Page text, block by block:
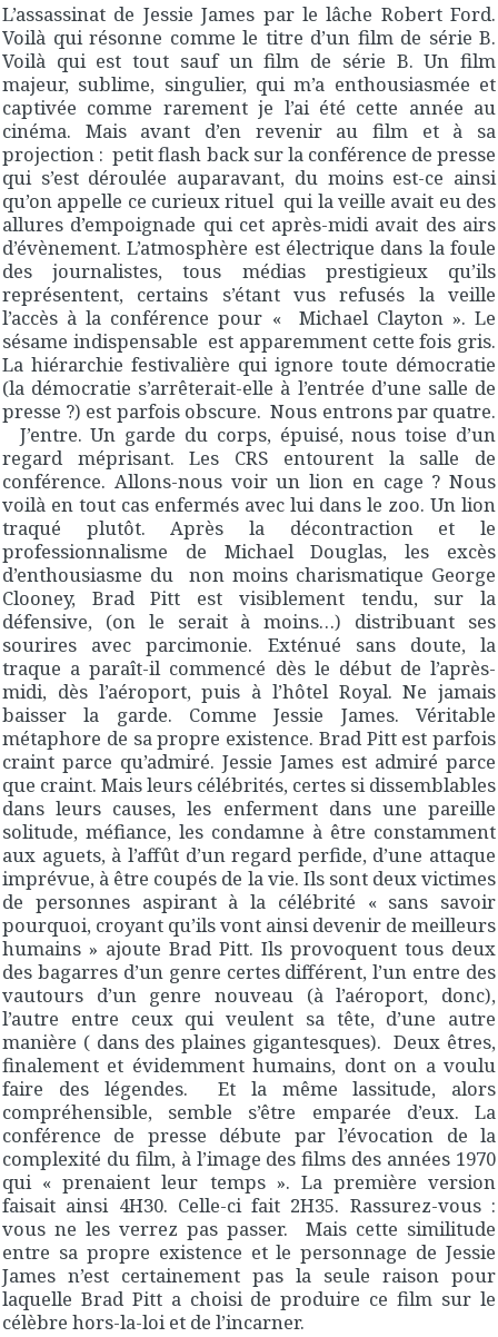
L’assassinat de Jessie James par le lâche Robert Ford.
Voilà qui résonne comme le titre d’un film de série B.
Voilà qui est tout sauf un film de série B. Un film
majeur, sublime, singulier, qui m’a enthousiasmée et
captivée comme rarement je l’ai été cette année au
cinéma. Mais avant d’en revenir au film et à sa
projection : petit flash back sur la conférence de presse
qui s’est déroulée auparavant, du moins est-ce ainsi
qu’on appelle ce curieux rituel qui la veille avait eu des
allures d’empoignade qui cet après-midi avait des airs
d’évènement. L’atmosphère est électrique dans la foule
des journalistes, tous médias prestigieux qu’ils
représentent, certains s’étant vus refusés la veille
l’accès à la conférence pour « Michael Clayton ». Le
sésame indispensable est apparemment cette fois gris.
La hiérarchie festivalière qui ignore toute démocratie
(la démocratie s’arrêterait-elle à l’entrée d’une salle de
presse ?) est parfois obscure. Nous entrons par quatre.
J’entre. Un garde du corps, épuisé, nous toise d’un
regard méprisant. Les CRS entourent la salle de
conférence. Allons-nous voir un lion en cage ? Nous
voilà en tout cas enfermés avec lui dans le zoo. Un lion
traqué plutôt. Après la décontraction et le
professionnalisme de Michael Douglas, les excès
d’enthousiasme du non moins charismatique George
Clooney, Brad Pitt est visiblement tendu, sur la
défensive, (on le serait à moins…) distribuant ses
sourires avec parcimonie. Exténué sans doute, la
traque a paraît-il commencé dès le début de l’après-
midi, dès l’aéroport, puis à l’hôtel Royal. Ne jamais
baisser la garde. Comme Jessie James. Véritable
métaphore de sa propre existence. Brad Pitt est parfois
craint parce qu’admiré. Jessie James est admiré parce
que craint. Mais leurs célébrités, certes si dissemblables
dans leurs causes, les enferment dans une pareille
solitude, méfiance, les condamne à être constamment
aux aguets, à l’affût d’un regard perfide, d’une attaque
imprévue, à être coupés de la vie. Ils sont deux victimes
de personnes aspirant à la célébrité « sans savoir
pourquoi, croyant qu’ils vont ainsi devenir de meilleurs
humains » ajoute Brad Pitt. Ils provoquent tous deux
des bagarres d’un genre certes différent, l’un entre des
vautours d’un genre nouveau (à l’aéroport, donc),
l’autre entre ceux qui veulent sa tête, d’une autre
manière ( dans des plaines gigantesques). Deux êtres,
finalement et évidemment humains, dont on a voulu
faire des légendes. Et la même lassitude, alors
compréhensible, semble s’être emparée d’eux. La
conférence de presse débute par l’évocation de la
complexité du film, à l’image des films des années 1970
qui « prenaient leur temps ». La première version
faisait ainsi 4H30. Celle-ci fait 2H35. Rassurez-vous :
vous ne les verrez pas passer. Mais cette similitude
entre sa propre existence et le personnage de Jessie
James n’est certainement pas la seule raison pour
laquelle Brad Pitt a choisi de produire ce film sur le
célèbre hors-la-loi et de l’incarner.